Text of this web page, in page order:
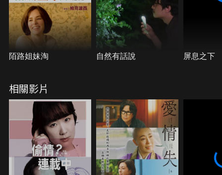
陌路姐妹淘 自然有話說 屏息之下
相關影片